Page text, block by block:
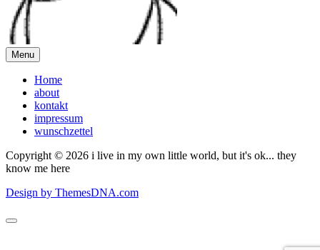
Menu
Home
about
kontakt
impressum
wunschzettel
Copyright © 2026 i live in my own little world, but it's ok... they
know me here
Design by ThemesDNA.com
Scroll